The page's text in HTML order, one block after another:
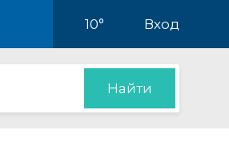
10° Вход
Найти